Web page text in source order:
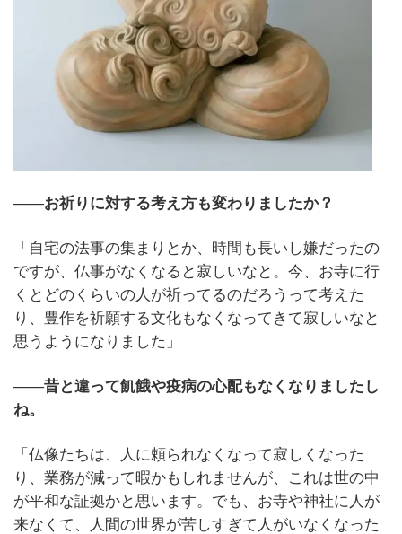
――お祈りに対する考え方も変わりましたか？
「自宅の法事の集まりとか、時間も長いし嫌だったの
ですが、仏事がなくなると寂しいなと。今、お寺に行
くとどのくらいの人が祈ってるのだろうって考えた
り、豊作を祈願する文化もなくなってきて寂しいなと
思うようになりました」
――昔と違って飢餓や疫病の心配もなくなりましたし
ね。
「仏像たちは、人に頼られなくなって寂しくなった
り、業務が減って暇かもしれませんが、これは世の中
が平和な証拠かと思います。でも、お寺や神社に人が
来なくて、人間の世界が苦しすぎて人がいなくなった